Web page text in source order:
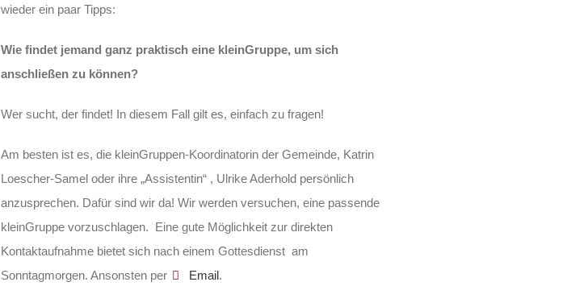
wieder ein paar Tipps:
Wie findet jemand ganz praktisch eine kleinGruppe, um sich
anschließen zu können?
Wer sucht, der findet! In diesem Fall gilt es, einfach zu fragen!
Am besten ist es, die kleinGruppen-Koordinatorin der Gemeinde, Katrin
Loescher-Samel oder ihre „Assistentin“ , Ulrike Aderhold persönlich
anzusprechen. Dafür sind wir da! Wir werden versuchen, eine passende
kleinGruppe vorzuschlagen. Eine gute Möglichkeit zur direkten
Kontaktaufnahme bietet sich nach einem Gottesdienst am
Sonntagmorgen. Ansonsten per
Email.